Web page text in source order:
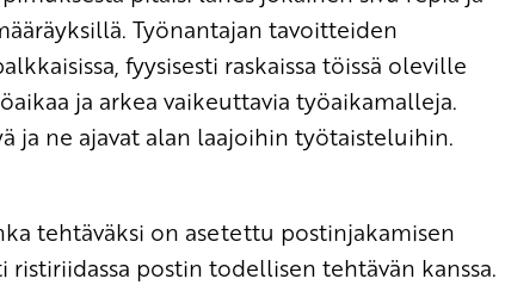
Työnantajan tavoitteiden
fyysisesti raskaissa töissä oleville
ja arkea vaikeuttavia työaikamalleja.
ja ne ajavat alan laajoihin työtaisteluihin.
tehtäväksi on asetettu postinjakamisen
postin todellisen tehtävän kanssa.